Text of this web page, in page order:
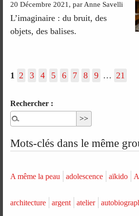
20 Décembre 2021, par Anne Savelli
L’imaginaire : du bruit, des
objets, des balises.
1 2 3 4 5 6 7 8 9 … 21
Rechercher :
Mots-clés dans le même
A même la peau adolescence aïkido
architecture argent atelier